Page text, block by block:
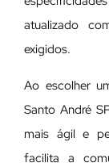
atualizado
exigidos.
Ao escolher
Santo André
mais ágil e
facilita a